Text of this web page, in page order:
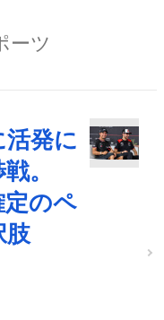
ーツ
発に
。
定のペ
肢